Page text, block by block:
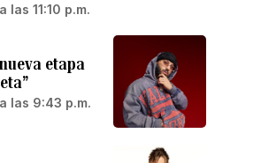
11:10 p.m.
etapa
las 9:43 p.m.